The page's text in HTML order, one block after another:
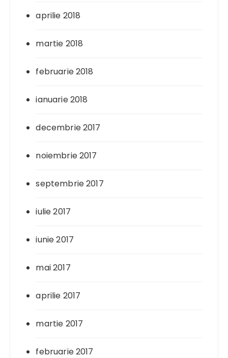
aprilie 2018
martie 2018
februarie 2018
ianuarie 2018
decembrie 2017
noiembrie 2017
septembrie 2017
iulie 2017
iunie 2017
mai 2017
aprilie 2017
martie 2017
februarie 2017